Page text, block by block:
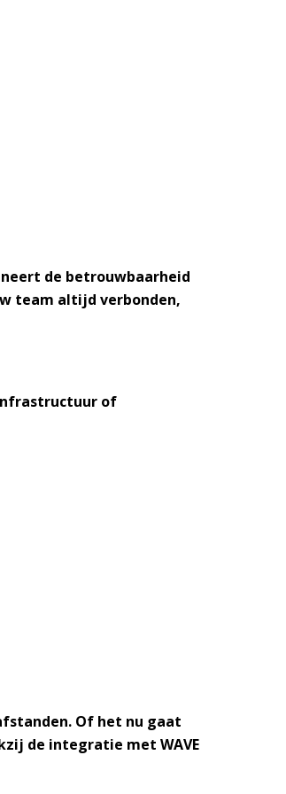
de betrouwbaarheid
team altijd verbonden,
of
Of het nu gaat
de integratie met WAVE